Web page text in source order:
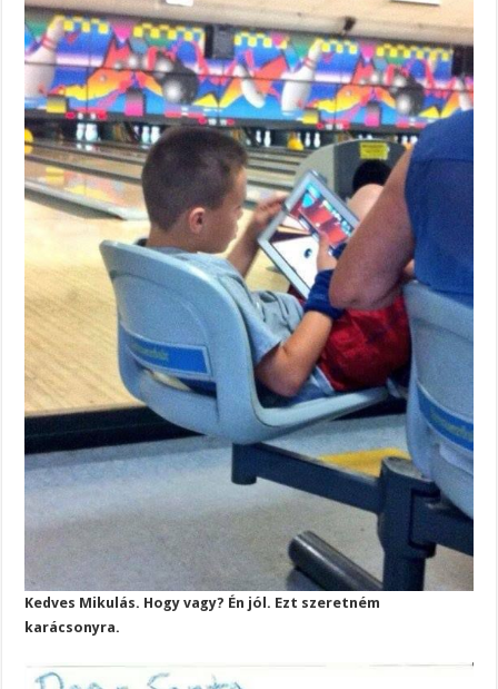
Kedves Mikulás. Hogy vagy? Én jól. Ezt szeretném
karácsonyra.